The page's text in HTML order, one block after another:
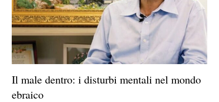
Il male dentro: i disturbi mentali nel mondo
ebraico